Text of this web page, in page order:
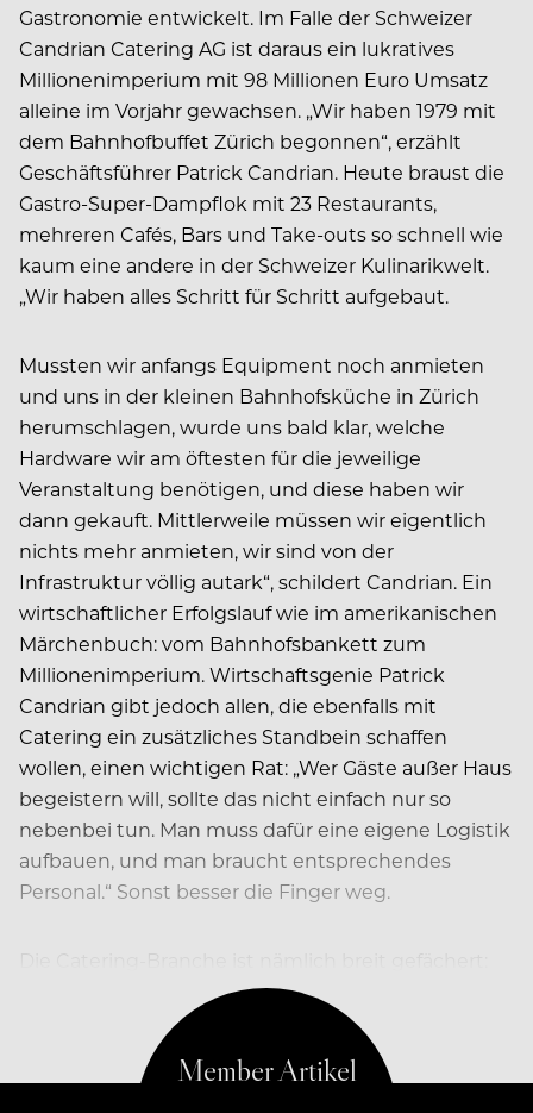
Gastronomie entwickelt. Im Falle der Schweizer
Candrian Catering AG ist daraus ein lukratives
Millionenimperium mit 98 Millionen Euro Umsatz
alleine im Vorjahr gewachsen. „Wir haben 1979 mit
dem Bahnhofbuffet Zürich begonnen“, erzählt
Geschäftsführer Patrick Candrian. Heute braust die
Gastro-Super-Dampflok mit 23 Restaurants,
mehreren Cafés, Bars und Take-outs so schnell wie
kaum eine andere in der Schweizer Kulinarikwelt.
„Wir haben alles Schritt für Schritt aufgebaut.
Mussten wir anfangs Equipment noch anmieten
und uns in der kleinen Bahnhofsküche in Zürich
herumschlagen, wurde uns bald klar, welche
Hardware wir am öftesten für die jeweilige
Veranstaltung benötigen, und diese haben wir
dann gekauft. Mittlerweile müssen wir eigentlich
nichts mehr anmieten, wir sind von der
Infrastruktur völlig autark“, schildert Candrian. Ein
wirtschaftlicher Erfolgslauf wie im amerikanischen
Märchenbuch: vom Bahnhofsbankett zum
Millionenimperium. Wirtschaftsgenie Patrick
Candrian gibt jedoch allen, die ebenfalls mit
Catering ein zusätzliches Standbein schaffen
wollen, einen wichtigen Rat: „Wer Gäste außer Haus
begeistern will, sollte das nicht einfach nur so
nebenbei tun. Man muss dafür eine eigene Logistik
aufbauen, und man braucht entsprechendes
Personal.“ Sonst besser die Finger weg.
Das Spektrum reicht von…